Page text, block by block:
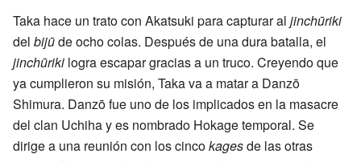
Taka hace un trato con Akatsuki para capturar al jinchūriki
del bijūde ocho colas. Después de una dura batalla, el
jinchūriki logra escapar gracias a un truco. Creyendo que
ya cumplieron su misión, Taka va a matar a Danzō
Shimura. Danzō fue uno de los implicados en la masacre
del clan Uchiha y es nombrado Hokage temporal. Se
dirige a una reunión con los cincokagesde las otras